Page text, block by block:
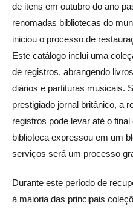
de itens em outubro do ano
renomadas bibliotecas do
iniciou o processo de
Este catálogo inclui uma
de registros, abrangendo
diários e partituras musicais.
prestigiado jornal britânico, a
registros pode levar até o
biblioteca expressou em um
serviços será um processo
Durante este período de
à maioria das principais